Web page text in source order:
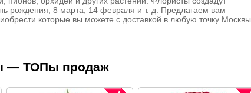
рождения, 8 марта, 14 февраля и т. д. Предлагаем вам
которые вы можете с доставкой в любую точку Москвы.
— ТОПы продаж